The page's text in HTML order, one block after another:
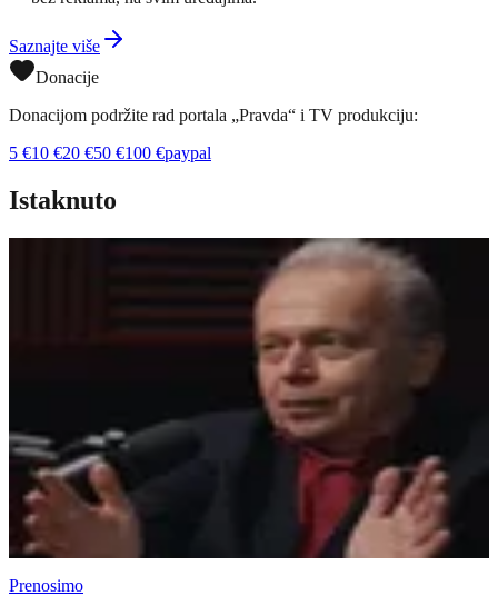
Saznajte više
Donacije
Donacijom podržite rad portala „Pravda“ i TV produkciju:
5 €10 €20 €50 €100 €paypal
Istaknuto
Prenosimo